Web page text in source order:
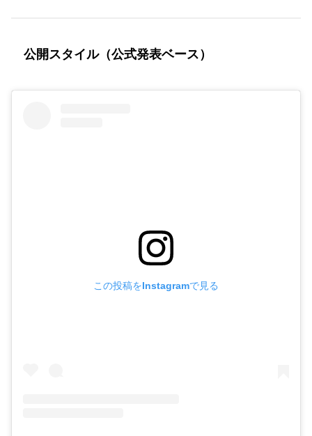
公開スタイル（公式発表ベース）
この投稿をInstagramで見る